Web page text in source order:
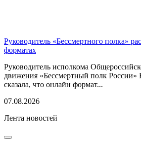
Руководитель «Бессмертного полка»
форматах
Руководитель исполкома
движения «Бессмертный полк России»
сказала, что онлайн формат...
07.08.2026
Лента новостей